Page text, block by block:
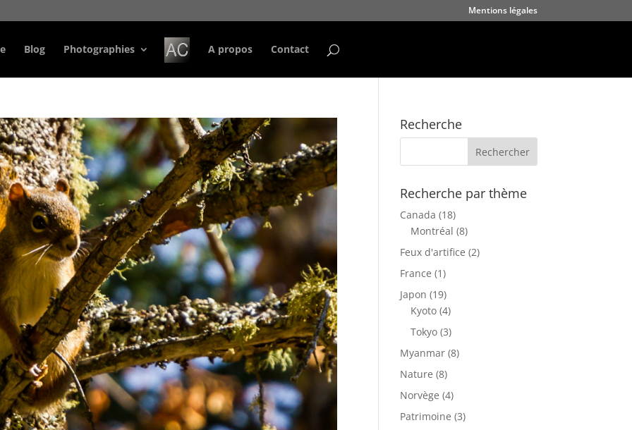
Mentions légales
Blog Photographies A propos Contact
Recherche
Recherche par thème
Canada (18)
Montréal (8)
Feux d'artifice (2)
France (1)
Japon (19)
Kyoto (4)
Tokyo (3)
Myanmar (8)
Nature (8)
Norvège (4)
Patrimoine (3)